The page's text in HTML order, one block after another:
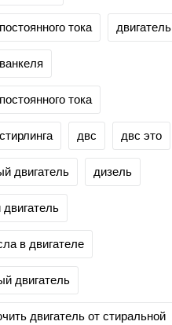
тока двигатель
тока
двс двс это
двигатель дизель
в двигателе
двигатель
двигатель от стиральной